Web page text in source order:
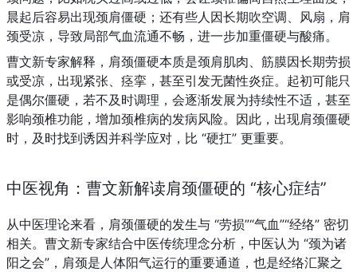
晨起后容易出现颈肩僵硬；还有些人因长期吹空调、风扇，肩
颈受凉，导致局部气血流通不畅，进一步加重僵硬与酸痛。
曹文新专家解释，肩颈僵硬本质是颈肩肌肉、筋膜因长期劳损
或受凉，出现紧张、痉挛，甚至引发无菌性炎症。起初可能只
是偶尔僵硬，若不及时调理，会逐渐发展为持续性不适，甚至
影响颈椎功能，增加颈椎病的发病风险。因此，出现肩颈僵硬
时，及时找到诱因并科学应对，比 “硬扛” 更重要。
中医视角：曹文新解读肩颈僵硬的 “核心症结”
从中医理论来看，肩颈僵硬的发生与 “劳损”“气血”“经络” 密切
相关。曹文新专家结合中医传统理念分析，中医认为 “颈为诸
阳之会”，肩颈是人体阳气运行的重要通道，也是经络汇聚之